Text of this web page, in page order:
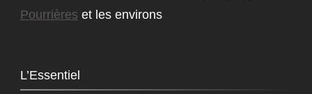
Pourrières et les environs
L’Essentiel